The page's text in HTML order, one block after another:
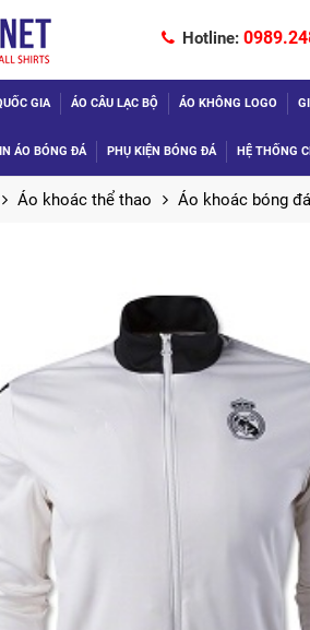
Hotline:
GIA ÁO CÂU LẠC BỘ ÁO KHÔNG LOGO
IN ÁO BÓNG ĐÁ PHỤ KIỆN BÓNG ĐÁ HỆ THỐNG
Áo khoác thể thao Áo khoác bóng